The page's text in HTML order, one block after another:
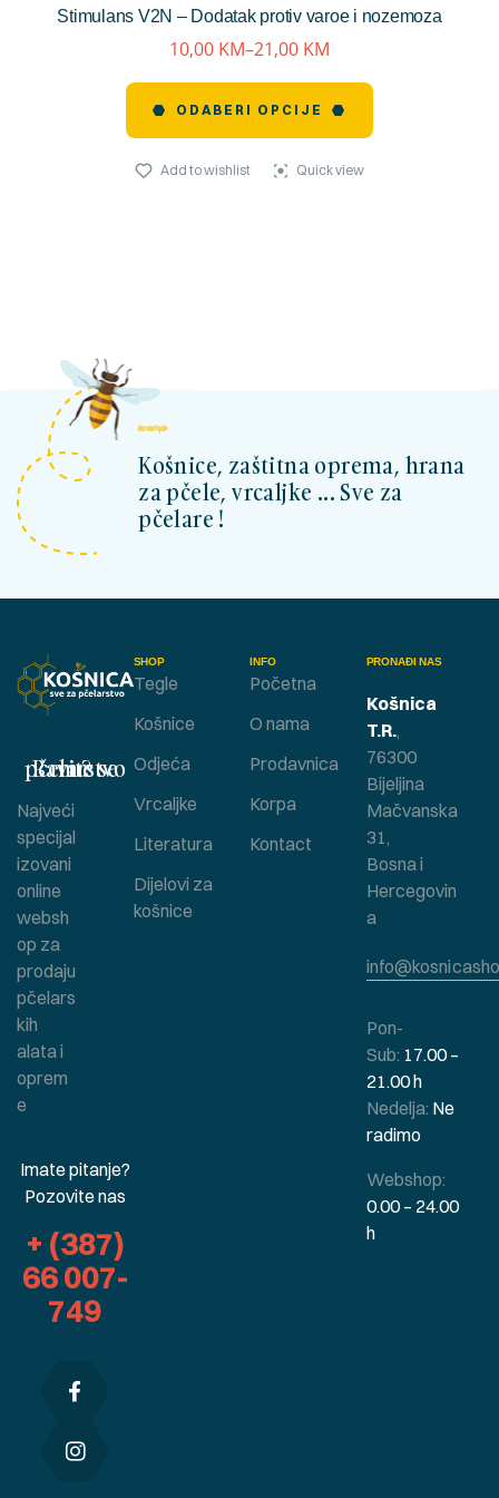
Stimulans V2N – Dodatak protiv varoe i nozemoza
reviews)
10,00 KM–21,00 KM
ODABERI OPCIJE
Add to wishlist Quick view
kosnicashop.ba
Košnice, zaštitna oprema, hrana
za pčele, vrcaljke ... Sve za
pčelare !
SHOP
Tegle
Košnice
Odjeća
Vrcaljke
Literatura
Dijelovi za
košnice
INFO
Početna
O nama
Prodavnica
Korpa
Kontact
Bavite se pčelarstvom ?
Najveći
specijal
izovani
online
websh
op za
prodaju
pčelars
kih
alata i
oprem
e
Imate pitanje?
Pozovite nas
+ (387)
66 007-
749
PRONAĐI NAS
Košnica
T.R.,
76300
Bijeljina
Mačvanska
31,
Bosna i
Hercegovin
a
Pon-
Sub: 17.00 –
21.00 h
Nedelja: Ne
radimo
Webshop:
0.00 – 24.00
h